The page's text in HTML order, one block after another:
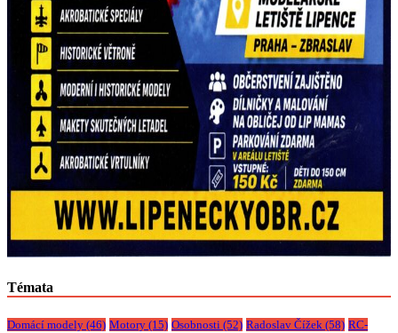
Témata
Domácí modely (46) Motory (15) Osobnosti (52) Radoslav Čížek (58) RC-